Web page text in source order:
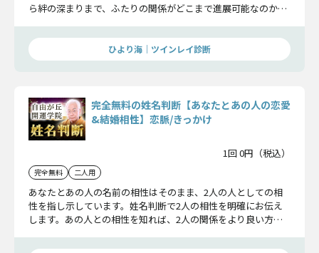
ら絆の深まりまで、ふたりの関係がどこまで進展可能なのかを
ひより海｜ツインレイ診断
完全無料の姓名判断【あなたとあの人の恋愛
&結婚相性】恋脈/きっかけ
1回 0円（税込）
完全無料 二人用
あなたとあの人の名前の相性はそのまま、2人の人としての相
性を指し示しています。姓名判断で2人の相性を明確にお伝え
します。あの人との相性を知れば、2人の関係をより良い方へ